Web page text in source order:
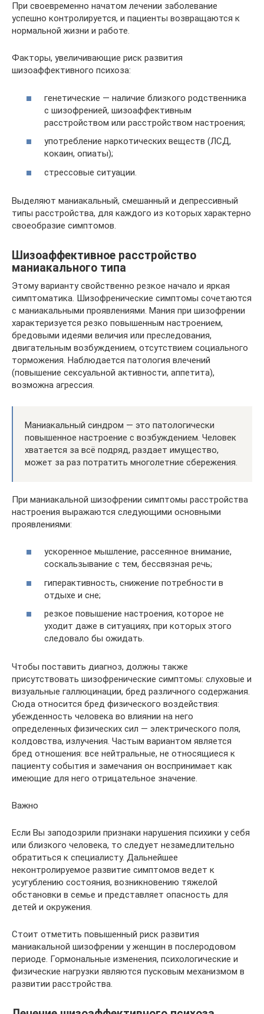
При своевременно начатом лечении заболевание
успешно контролируется, и пациенты возвращаются к
нормальной жизни и работе.
Факторы, увеличивающие риск развития
шизоаффективного психоза:
генетические — наличие близкого родственника
с шизофренией, шизоаффективным
расстройством или расстройством настроения;
употребление наркотических веществ (ЛСД,
кокаин, опиаты);
стрессовые ситуации.
Выделяют маниакальный, смешанный и депрессивный
типы расстройства, для каждого из которых характерно
своеобразие симптомов.
Шизоаффективное расстройство
маниакального типа
Этому варианту свойственно резкое начало и яркая
симптоматика. Шизофренические симптомы сочетаются
с маниакальными проявлениями. Мания при шизофрении
характеризуется резко повышенным настроением,
бредовыми идеями величия или преследования,
двигательным возбуждением, отсутствием социального
торможения. Наблюдается патология влечений
(повышение сексуальной активности, аппетита),
возможна агрессия.
Маниакальный синдром — это патологически
повышенное настроение с возбуждением. Человек
хватается за всё подряд, раздает имущество,
может за раз потратить многолетние сбережения.
При маниакальной шизофрении симптомы расстройства
настроения выражаются следующими основными
проявлениями:
ускоренное мышление, рассеянное внимание,
соскальзывание с тем, бессвязная речь;
гиперактивность, снижение потребности в
отдыхе и сне;
резкое повышение настроения, которое не
уходит даже в ситуациях, при которых этого
следовало бы ожидать.
Чтобы поставить диагноз, должны также
присутствовать шизофренические симптомы: слуховые и
визуальные галлюцинации, бред различного содержания.
Сюда относится бред физического воздействия:
убежденность человека во влиянии на него
определенных физических сил — электрического поля,
колдовства, излучения. Частым вариантом является
бред отношения: все нейтральные, не относящиеся к
пациенту события и замечания он воспринимает как
имеющие для него отрицательное значение.
Важно
Если Вы заподозрили признаки нарушения психики у себя
или близкого человека, то следует незамедлительно
обратиться к специалисту. Дальнейшее
неконтролируемое развитие симптомов ведет к
усугублению состояния, возникновению тяжелой
обстановки в семье и представляет опасность для
детей и окружения.
Стоит отметить повышенный риск развития
маниакальной шизофрении у женщин в послеродовом
периоде. Гормональные изменения, психологические и
физические нагрузки являются пусковым механизмом в
развитии расстройства.